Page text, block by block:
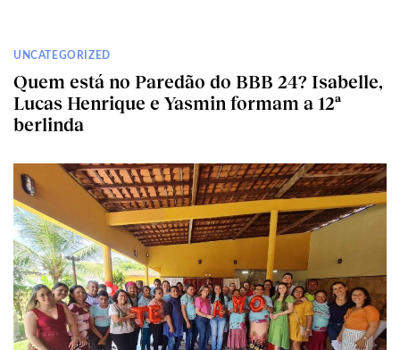
UNCATEGORIZED
Quem está no Paredão do BBB 24? Isabelle,
Lucas Henrique e Yasmin formam a 12ª
berlinda